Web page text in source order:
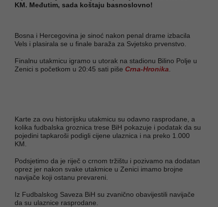
KM. Međutim, sada koštaju basnoslovno!
Bosna i Hercegovina je sinoć nakon penal drame izbacila
Vels i plasirala se u finale baraža za Svjetsko prvenstvo.
Finalnu utakmicu igramo u utorak na stadionu Bilino Polje u
Zenici s početkom u 20:45 sati piše Crna-Hronika
Karte za ovu historijsku utakmicu su odavno rasprodane, a
kolika fudbalska groznica trese BiH pokazuje i podatak da su
pojedini tapkaroši podigli cijene ulaznica i na preko 1.000
KM.
Podsjetimo da je riječ o crnom tržištu i pozivamo na dodatan
oprez jer nakon svake utakmice u Zenici imamo brojne
navijače koji ostanu prevareni.
Iz Fudbalskog Saveza BiH su zvanično obavijestili navijače
da su ulaznice rasprodane.